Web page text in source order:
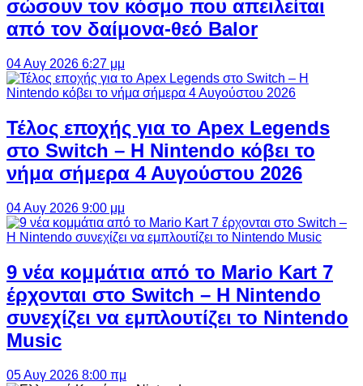
σώσουν τον κόσμο που απειλείται
από τον δαίμονα-θεό Balor
04 Αυγ 2026 6:27 μμ
Τέλος εποχής για το Apex Legends
στο Switch – Η Nintendo κόβει το
νήμα σήμερα 4 Αυγούστου 2026
04 Αυγ 2026 9:00 μμ
9 νέα κομμάτια από το Mario Kart 7
έρχονται στο Switch – Η Nintendo
συνεχίζει να εμπλουτίζει το Nintendo
Music
05 Αυγ 2026 8:00 πμ